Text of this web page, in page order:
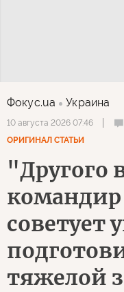
Фокус.ua Украина
10 августа 2026 07:46
ОРИГИНАЛ СТАТЬИ
"Другого
советует
тяжелой